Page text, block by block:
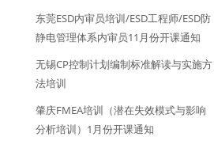
东莞ESD内审员培训/ESD工程师/ESD防
静电管理体系内审员11月份开课通知
无锡CP控制计划编制标准解读与实施方
法培训
肇庆FMEA培训（潜在失效模式与影响
分析培训）1月份开课通知